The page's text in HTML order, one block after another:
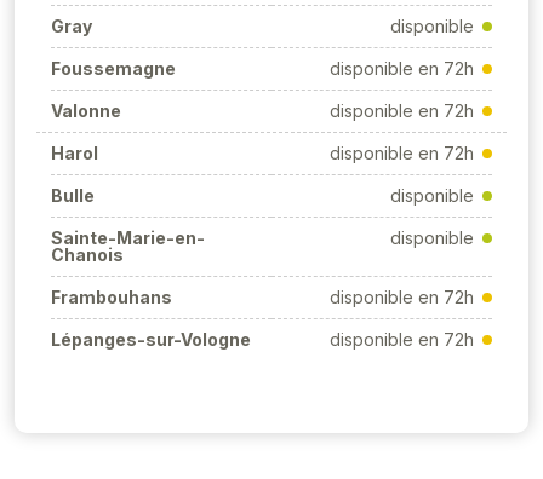
Gray disponible
Foussemagne disponible en 72h
Valonne disponible en 72h
Harol disponible en 72h
Bulle disponible
Sainte-Marie-en-
Chanois
disponible
Frambouhans disponible en 72h
Lépanges-sur-Vologne disponible en 72h